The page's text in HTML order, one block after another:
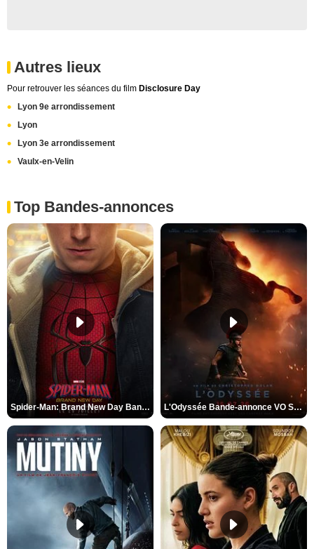
Autres lieux
Pour retrouver les séances du film Disclosure Day
Lyon 9e arrondissement
Lyon
Lyon 3e arrondissement
Vaulx-en-Velin
Top Bandes-annonces
Spider-Man: Brand New Day Bande-annonce VO STFR L'Odyssée Bande-annonce VO STFR